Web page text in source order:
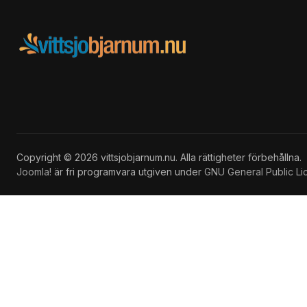
Copyright © 2026 vittsjobjarnum.nu. Alla rättigheter förbehållna.
Joomla! är fri programvara utgiven under GNU General Public